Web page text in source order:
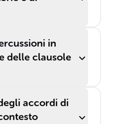
in
delle clausole
accordi di